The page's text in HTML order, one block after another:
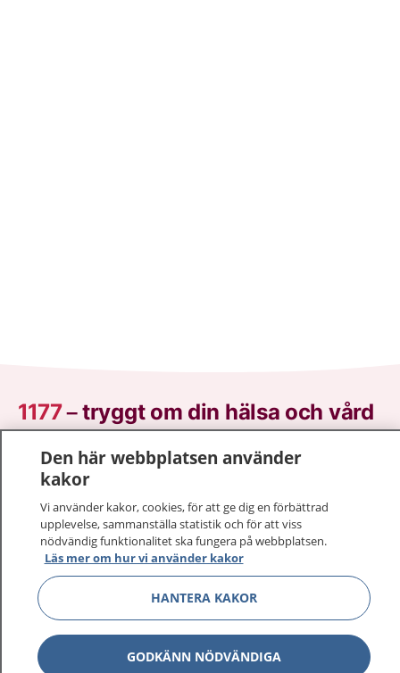
1177–tryggt om din hälsa och vård
På 1177.se får du råd om hälsa och information om
sjukdomar och vilka mottagningar du kan kontakta.
vårdärenden. Ring telefonnummer 1177 för
sjukvårdsrådgivning dygnet runt.
1177 ger dig råd när du vill må bättre.
Den här webbplatsen använder
kakor
Vi använder kakor, cookies, för att ge dig en förbättrad
upplevelse, sammanställa statistik och för att viss
nödvändig funktionalitet ska fungera på webbplatsen.
Läs mer om hur vi använder kakor
HANTERA KAKOR
GODKÄNN NÖDVÄNDIGA